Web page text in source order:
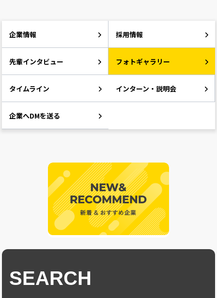
企業情報 採用情報
先輩インタビュー フォトギャラリー
タイムライン インターン・説明会
企業へDMを送る
SEARCH